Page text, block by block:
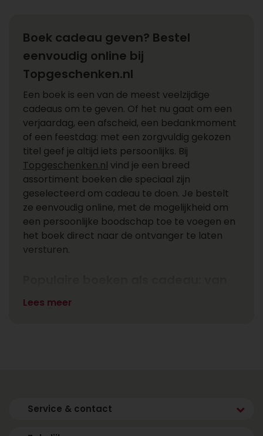
Boek cadeau geven? Bestel
eenvoudig online bij
Topgeschenken.nl
Een boek is een van de meest veelzijdige
cadeaus om te geven. Of het nu gaat om een
verjaardag, een afscheid, een bedankmoment
of een feestdag: met een zorgvuldig gekozen
titel geef je altijd iets persoonlijks. Bij
Topgeschenken.nl vind je een breed
assortiment boeken die speciaal zijn
geselecteerd om cadeau te doen. Je bestelt
ze eenvoudig online, met de mogelijkheid om
een persoonlijke boodschap toe te voegen en
het boek direct naar de ontvanger te laten
versturen.
romans tot waargebeurde
ontvanger. Of het nu gaat om een spannende
Lees meer
Service & contact